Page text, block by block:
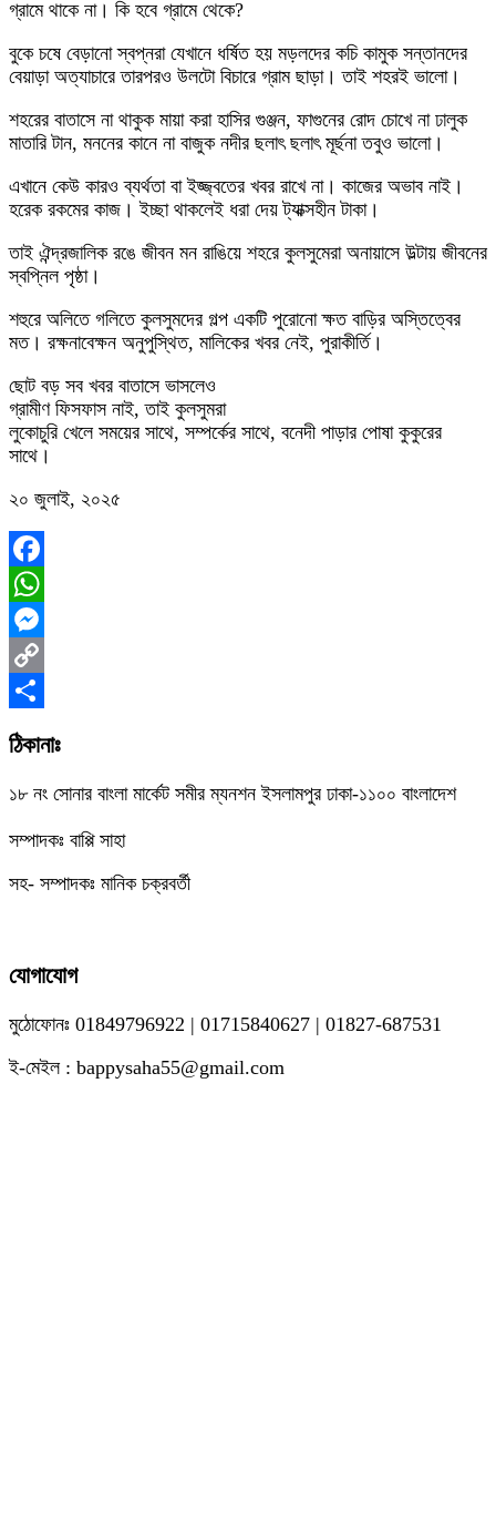
গ্রামে থাকে না। কি হবে গ্রামে থেকে?
বুকে চষে বেড়ানো স্বপ্নরা যেখানে ধর্ষিত হয় মড়লদের কচি কামুক সন্তানদের
বেয়াড়া অত্যাচারে তারপরও উলটো বিচারে গ্রাম ছাড়া। তাই শহরই ভালো।
শহরের বাতাসে না থাকুক মায়া করা হাসির গুঞ্জন, ফাগুনের রোদ চোখে না ঢালুক
মাতারি টান, মননের কানে না বাজুক নদীর ছলাৎ ছলাৎ মূর্ছনা তবুও ভালো।
এখানে কেউ কারও ব্যর্থতা বা ইজ্জ্বতের খবর রাখে না। কাজের অভাব নাই।
হরেক রকমের কাজ। ইচ্ছা থাকলেই ধরা দেয় ট্যাক্সহীন টাকা।
তাই ঐন্দ্রজালিক রঙে জীবন মন রাঙিয়ে শহরে কুলসুমেরা অনায়াসে উল্টায় জীবনের
স্বপ্নিল পৃষ্ঠা।
শহুরে অলিতে গলিতে কুলসুমদের গল্প একটি পুরোনো ক্ষত বাড়ির অস্তিত্বের
মত। রক্ষনাবেক্ষন অনুপুস্থিত, মালিকের খবর নেই, পুরাকীর্তি।
ছোট বড় সব খবর বাতাসে ভাসলেও
গ্রামীণ ফিসফাস নাই, তাই কুলসুমরা
লুকোচুরি খেলে সময়ের সাথে, সম্পর্কের সাথে, বনেদী পাড়ার পোষা কুকুরের
সাথে।
২০ জুলাই, ২০২৫
Facebook
WhatsApp
Messenger
Copy
Link
Share
ঠিকানাঃ
১৮ নং সোনার বাংলা মার্কেট সমীর ম্যনশন ইসলামপুর ঢাকা-১১০০ বাংলাদেশ
সম্পাদকঃ বাপ্পি সাহা
সহ- সম্পাদকঃ মানিক চক্রবর্তী
যোগাযোগ
মুঠোফোনঃ 01849796922 | 01715840627 | 01827-687531
ই-মেইল : bappysaha55@gmail.com